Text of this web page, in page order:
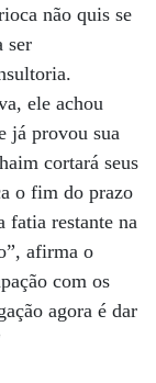
não quis se
ser
ele achou
já provou sua
cortará seus
o fim do prazo
fatia restante na
afirma o
com os
agora é dar